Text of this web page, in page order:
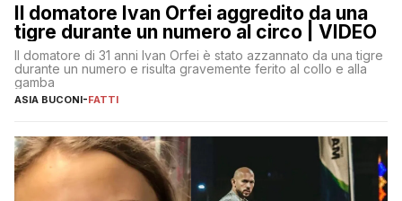
Il domatore Ivan Orfei aggredito da una
tigre durante un numero al circo | VIDEO
Il domatore di 31 anni Ivan Orfei è stato azzannato da una tigre
durante un numero e risulta gravemente ferito al collo e alla
gamba
ASIA BUCONI-FATTI